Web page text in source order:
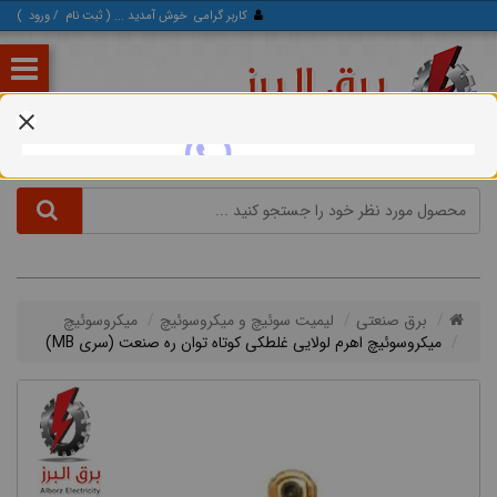
کاربر گرامی خوش آمدید ... ( ثبت‌ نام /ورود )
برق صنعتی لیمیت سوئیچ و میکروسوئیچ
میکروسوئیچ
میکروسوئیچ اهرم لولایی غلطکی کوتاه توان ره صنعت (سری MB)